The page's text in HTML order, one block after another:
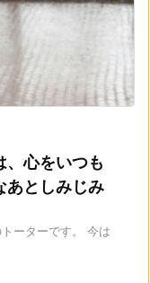
、心をいつも
あとしみじみ
ーターです。 今は